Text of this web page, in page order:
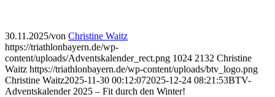
30.11.2025/von Christine Waitz
https://triathlonbayern.de/wp-
content/uploads/Adventskalender_rect.png 1024 2132 Christine
Waitz https://triathlonbayern.de/wp-content/uploads/btv_logo.png
Christine Waitz2025-11-30 00:12:072025-12-24 08:21:53BTV-
Adventskalender 2025 – Fit durch den Winter!